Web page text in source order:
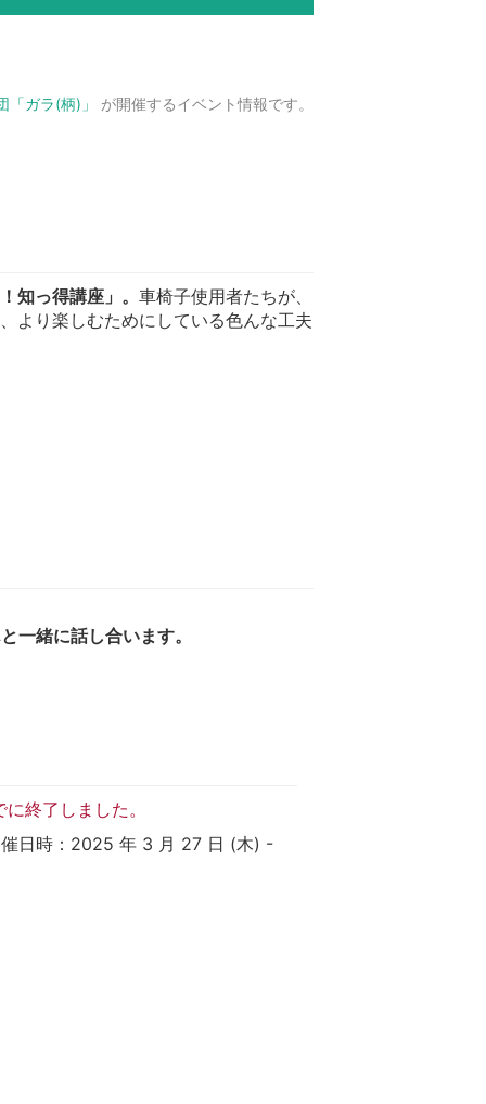
ガラ(柄)」 が開催するイベント情報です。
知っ得講座」。 車椅子使用者たちが、
より楽しむためにしている色んな工夫
一緒に話し合います。
終了しました。
日時：2025 年 3 月 27 日 (木) -